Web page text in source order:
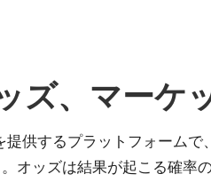
ズ、マーケ
供するプラットフォーム
。オッズは結果が起こる確率